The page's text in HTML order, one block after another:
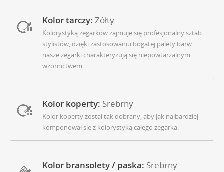
Kolor tarczy: Żółty
Kolorystyką zegarków zajmuje się profesjonalny sztab
stylistów, dzięki zastosowaniu bogatej palety barw
nasze zegarki charakteryzują się niepowtarzalnym
wzornictwem.
Kolor koperty: Srebrny
Kolor koperty został tak dobrany, aby jak najbardziej
komponował się z kolorystyką całego zegarka.
Kolor bransolety / paska: Srebrny